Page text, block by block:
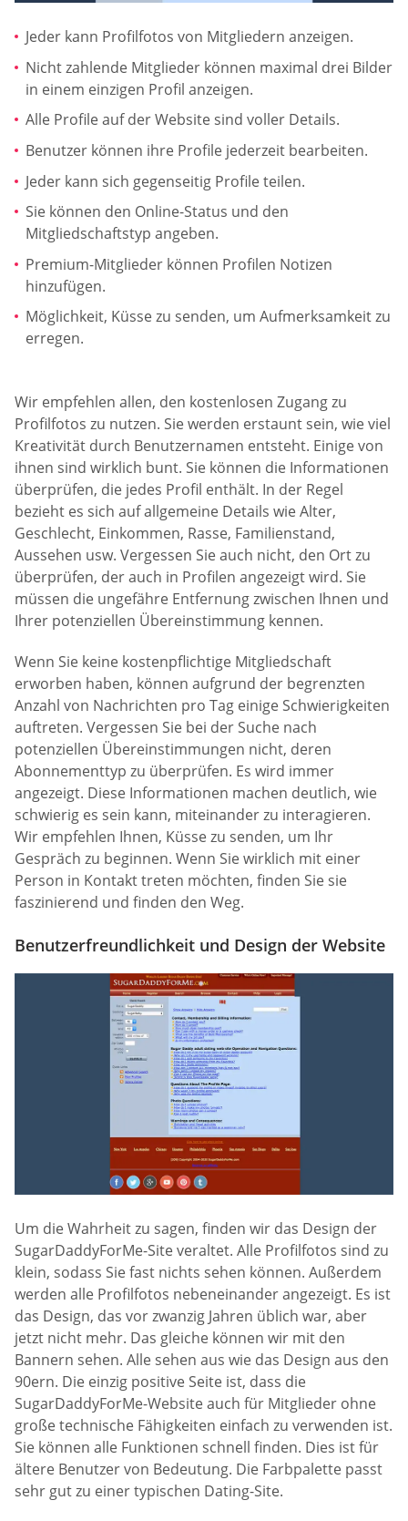
Jeder kann Profilfotos von Mitgliedern anzeigen.
Nicht zahlende Mitglieder können maximal drei Bilder
in einem einzigen Profil anzeigen.
Alle Profile auf der Website sind voller Details.
Benutzer können ihre Profile jederzeit bearbeiten.
Jeder kann sich gegenseitig Profile teilen.
Sie können den Online-Status und den
Mitgliedschaftstyp angeben.
Premium-Mitglieder können Profilen Notizen
hinzufügen.
Möglichkeit, Küsse zu senden, um Aufmerksamkeit zu
erregen.
Wir empfehlen allen, den kostenlosen Zugang zu
Profilfotos zu nutzen. Sie werden erstaunt sein, wie viel
Kreativität durch Benutzernamen entsteht. Einige von
ihnen sind wirklich bunt. Sie können die Informationen
überprüfen, die jedes Profil enthält. In der Regel
bezieht es sich auf allgemeine Details wie Alter,
Geschlecht, Einkommen, Rasse, Familienstand,
Aussehen usw. Vergessen Sie auch nicht, den Ort zu
überprüfen, der auch in Profilen angezeigt wird. Sie
müssen die ungefähre Entfernung zwischen Ihnen und
Ihrer potenziellen Übereinstimmung kennen.
Wenn Sie keine kostenpflichtige Mitgliedschaft
erworben haben, können aufgrund der begrenzten
Anzahl von Nachrichten pro Tag einige Schwierigkeiten
auftreten. Vergessen Sie bei der Suche nach
potenziellen Übereinstimmungen nicht, deren
Abonnementtyp zu überprüfen. Es wird immer
angezeigt. Diese Informationen machen deutlich, wie
schwierig es sein kann, miteinander zu interagieren.
Wir empfehlen Ihnen, Küsse zu senden, um Ihr
Gespräch zu beginnen. Wenn Sie wirklich mit einer
Person in Kontakt treten möchten, finden Sie sie
faszinierend und finden den Weg.
Benutzerfreundlichkeit und Design der Website
Um die Wahrheit zu sagen, finden wir das Design der
SugarDaddyForMe-Site veraltet. Alle Profilfotos sind zu
klein, sodass Sie fast nichts sehen können. Außerdem
werden alle Profilfotos nebeneinander angezeigt. Es ist
das Design, das vor zwanzig Jahren üblich war, aber
jetzt nicht mehr. Das gleiche können wir mit den
Bannern sehen. Alle sehen aus wie das Design aus den
90ern. Die einzig positive Seite ist, dass die
SugarDaddyForMe-Website auch für Mitglieder ohne
große technische Fähigkeiten einfach zu verwenden ist.
Sie können alle Funktionen schnell finden. Dies ist für
ältere Benutzer von Bedeutung. Die Farbpalette passt
sehr gut zu einer typischen Dating-Site.